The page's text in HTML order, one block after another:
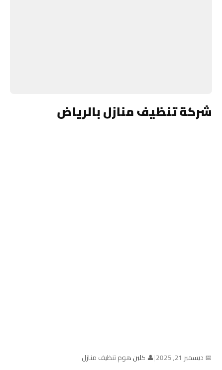
شركة تنظيف منازل بالرياض
📅 ديسمبر 21, 2025 |👤 كلين هوم تنظيف منازل